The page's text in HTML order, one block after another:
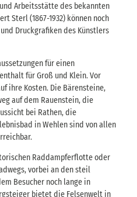
Arbeitsstätte des bekannten
Sterl (1867-1932) können noch
Druckgrafiken des Künstlers
für einen
für Groß und Klein. Vor
ihre Kosten. Die Bärensteine,
auf dem Rauenstein, die
bei Rathen, die
in Wehlen sind von allen
Raddampferflotte oder
vorbei an den steil
Besucher noch lange in
bietet die Felsenwelt in